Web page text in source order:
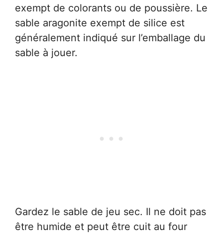
exempt de colorants ou de poussière. Le
sable aragonite exempt de silice est
généralement indiqué sur l’emballage du
sable à jouer.
Gardez le sable de jeu sec. Il ne doit pas
être humide et peut être cuit au four